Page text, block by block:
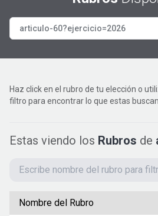
articulo-60?ejercicio=2026
Haz click en el rubro de tu elección o
filtro para encontrar lo que estas
Estas viendo los Rubros de
Nombre del Rubro